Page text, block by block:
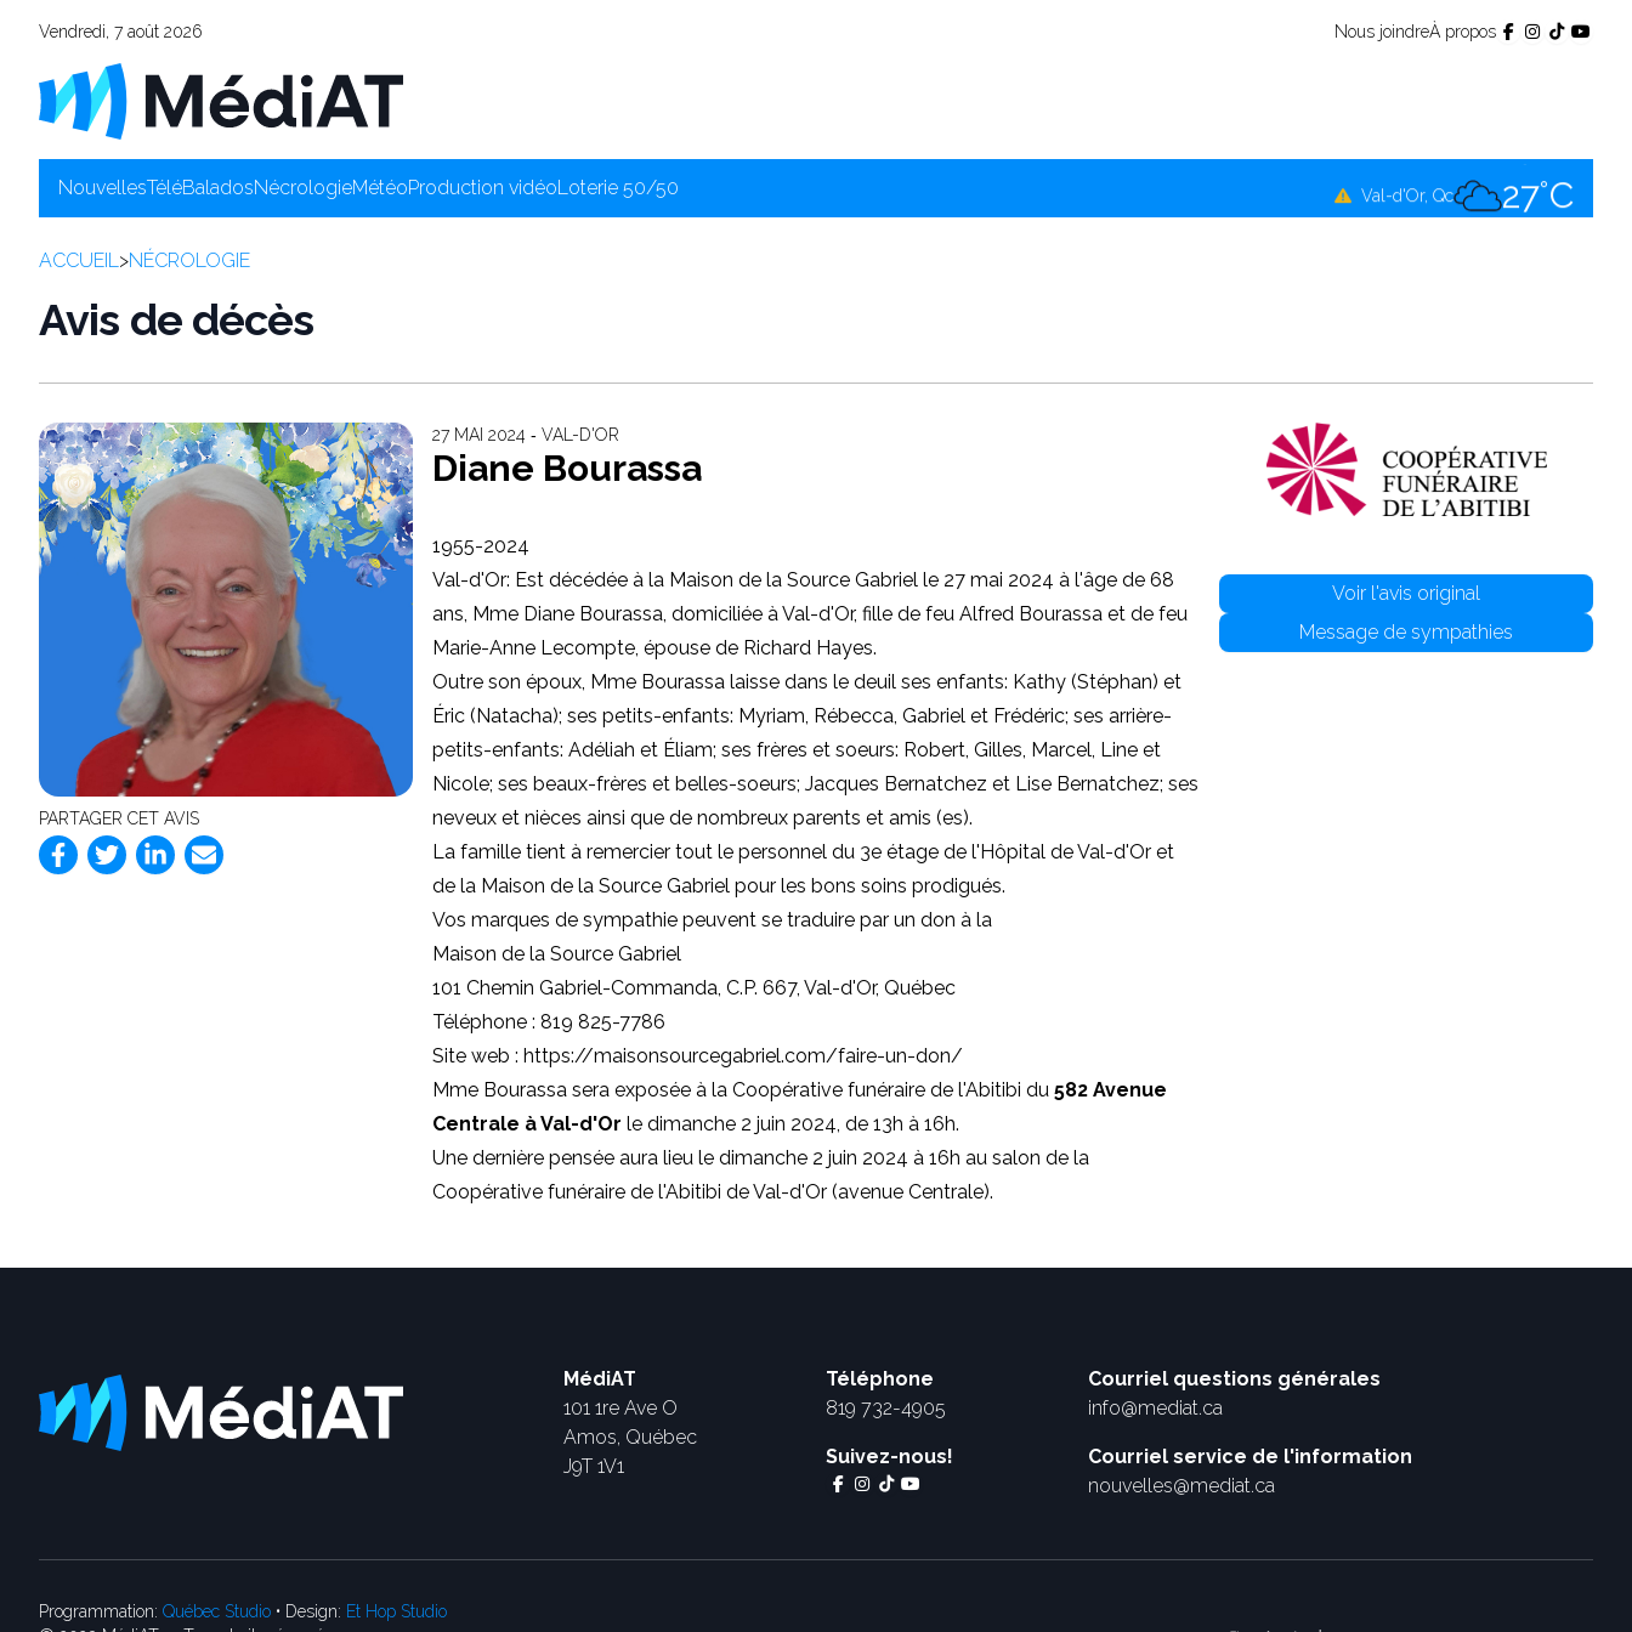
Vendredi, 7 août 2026 Nous joindreÀ propos
NouvellesTéléBaladosNécrologieMétéoProduction vidéoLoterie 50/50 Val-d'Or, Qc 27°C
ACCUEIL>NÉCROLOGIE
Avis de décès
PARTAGER CET AVIS
27 MAI 2024 ‐ VAL-D'OR
Diane Bourassa
1955-2024
Val-d'Or: Est décédée à la Maison de la Source Gabriel le 27 mai 2024 à l'âge de 68
ans, Mme Diane Bourassa, domiciliée à Val-d'Or, fille de feu Alfred Bourassa et de feu
Marie-Anne Lecompte, épouse de Richard Hayes.
Outre son époux, Mme Bourassa laisse dans le deuil ses enfants: Kathy (Stéphan) et
Éric (Natacha); ses petits-enfants: Myriam, Rébecca, Gabriel et Frédéric; ses arrière-
petits-enfants: Adéliah et Éliam; ses frères et soeurs: Robert, Gilles, Marcel, Line et
Nicole; ses beaux-frères et belles-soeurs; Jacques Bernatchez et Lise Bernatchez; ses
neveux et nièces ainsi que de nombreux parents et amis (es).
La famille tient à remercier tout le personnel du 3e étage de l'Hôpital de Val-d'Or et
de la Maison de la Source Gabriel pour les bons soins prodigués.
Vos marques de sympathie peuvent se traduire par un don à la
Maison de la Source Gabriel
101 Chemin Gabriel-Commanda, C.P. 667, Val-d'Or, Québec
Téléphone : 819 825-7786
Site web : https://maisonsourcegabriel.com/faire-un-don/
Mme Bourassa sera exposée à la Coopérative funéraire de l'Abitibi du 582 Avenue
Centrale à Val-d'Or le dimanche 2 juin 2024, de 13h à 16h.
Une dernière pensée aura lieu le dimanche 2 juin 2024 à 16h au salon de la
Coopérative funéraire de l'Abitibi de Val-d'Or (avenue Centrale).
Voir l'avis original
Message de sympathies
MédiAT
101 1re Ave O
Amos, Québec
J9T 1V1
Téléphone
819 732-4905
Suivez-nous!
Courriel questions générales
info@mediat.ca
Courriel service de l'information
nouvelles@mediat.ca
Programmation: Québec Studio • Design: Et Hop Studio